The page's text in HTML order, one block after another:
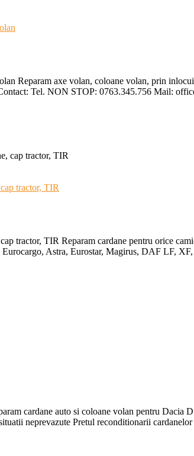
Reparam axe volan, coloane volan, prin
Tel. NON STOP: 0763.345.756 Mail:
tractor, TIR
tractor, TIR Reparam cardane pentru orice
Eurocargo, Astra, Eurostar, Magirus, DAF LF,
cardane auto si coloane volan pentru
neprevazute Pretul reconditionarii